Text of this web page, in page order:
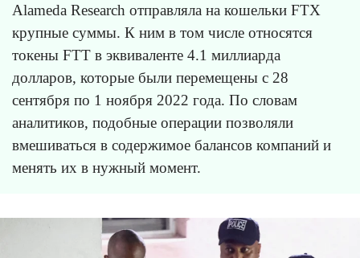
Alameda Research отправляла на кошельки FTX
крупные суммы. К ним в том числе относятся
токены FTT в эквиваленте 4.1 миллиарда
долларов, которые были перемещены с 28
сентября по 1 ноября 2022 года. По словам
аналитиков, подобные операции позволяли
вмешиваться в содержимое балансов компаний и
менять их в нужный момент.